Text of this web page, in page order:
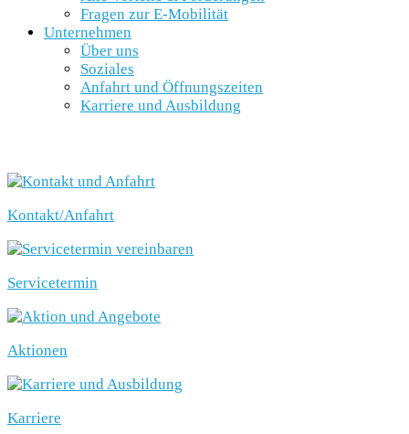
Fragen zur E-Mobilität
Unternehmen
Über uns
Soziales
Anfahrt und Öffnungszeiten
Karriere und Ausbildung
Kontakt/Anfahrt
Servicetermin
Aktionen
Karriere